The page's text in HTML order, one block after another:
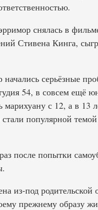
снялась в
Стивена Кинга,
начались серьёзные
54, в совсем ещё
марихуану с 12, а в
стали популярной
после попытки
из-под родительской
прежнему образу